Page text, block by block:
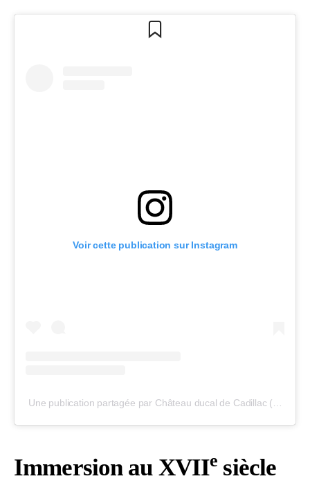
Voir cette publication sur Instagram
Immersion au XVIIe siècle